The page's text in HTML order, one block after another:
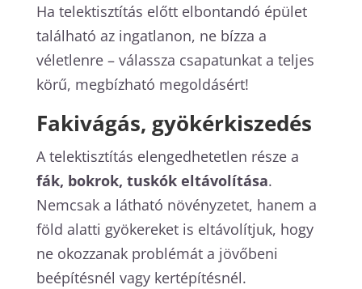
Ha telektisztítás előtt elbontandó épület
található az ingatlanon, ne bízza a
véletlenre – válassza csapatunkat a teljes
körű, megbízható megoldásért!
Fakivágás, gyökérkiszedés
A telektisztítás elengedhetetlen része a
fák, bokrok, tuskók eltávolítása.
Nemcsak a látható növényzetet, hanem a
föld alatti gyökereket is eltávolítjuk, hogy
ne okozzanak problémát a jövőbeni
beépítésnél vagy kertépítésnél.